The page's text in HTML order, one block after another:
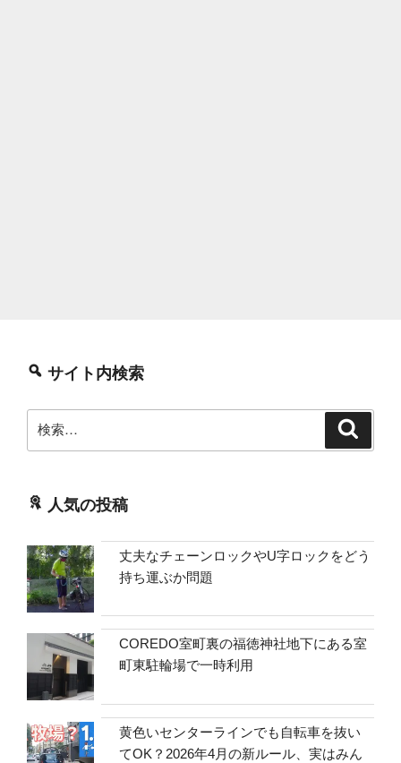
サイト内検索
索:
人気の投稿
丈夫なチェーンロックやU字ロックをどう
持ち運ぶか問題
COREDO室町裏の福徳神社地下にある室
町東駐輪場で一時利用
黄色いセンターラインでも自転車を抜い
てOK？2026年4月の新ルール、実はみん